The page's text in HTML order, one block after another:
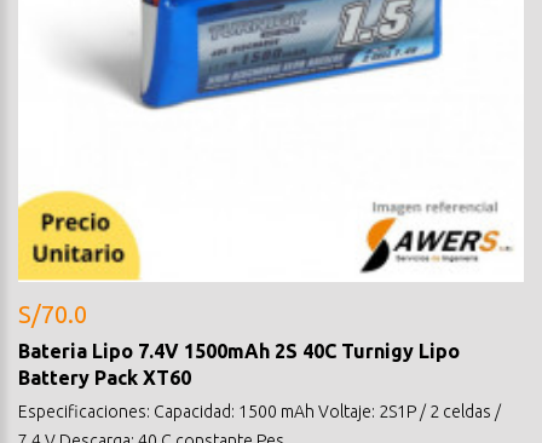
S/70.0
Bateria Lipo 7.4V 1500mAh 2S 40C Turnigy Lipo
Battery Pack XT60
Especificaciones: Capacidad: 1500 mAh Voltaje: 2S1P / 2 celdas /